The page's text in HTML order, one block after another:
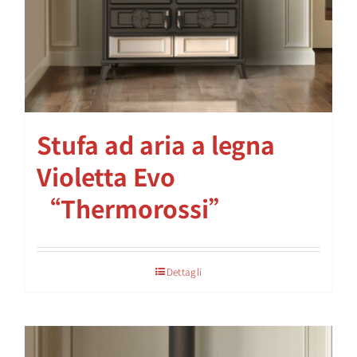
Stufa ad aria a legna
Violetta Evo
“Thermorossi”
Dettagli